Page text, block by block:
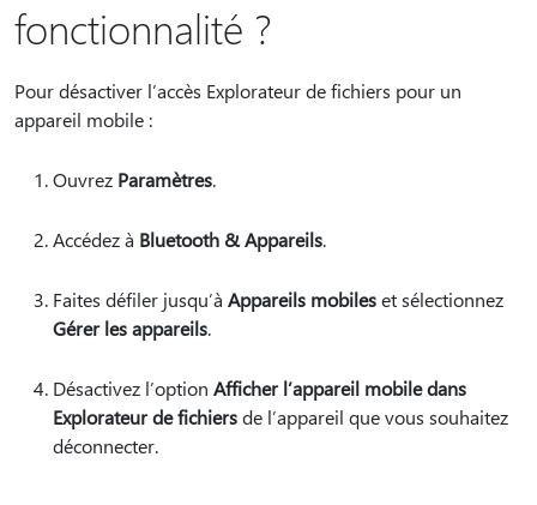
fonctionnalité ?
Pour désactiver l’accès Explorateur de fichiers pour un
appareil mobile :
Ouvrez Paramètres.
Accédez à Bluetooth & Appareils.
Faites défiler jusqu’à Appareils mobileset sélectionnez
Gérer les appareils.
Désactivez l’option Afficher l’appareil mobile dans
Explorateur de fichiersde l’appareil que vous souhaitez
déconnecter.